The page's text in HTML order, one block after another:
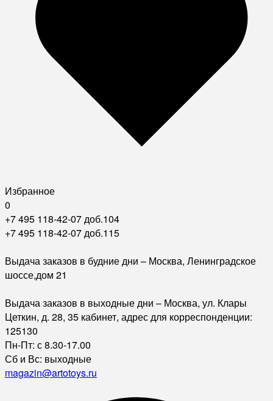
Избранное
0
+7 495 118-42-07 доб.104
+7 495 118-42-07 доб.115
Выдача заказов в будние дни – Москва, Ленинградское
шоссе,дом 21
Выдача заказов в выходные дни – Москва, ул. Клары
Цеткин, д. 28, 35 кабинет, адрес для корреспонденции:
125130
Пн-Пт: с 8.30-17.00
Сб и Вс: выходные
magazin@artotoys.ru